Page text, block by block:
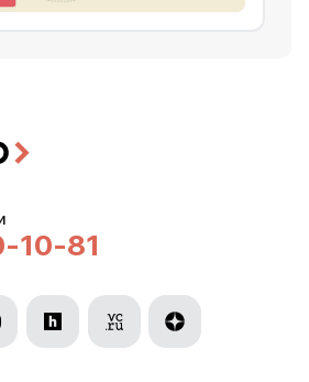
10-81